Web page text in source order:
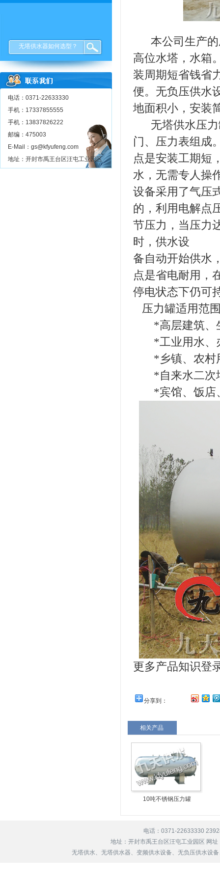
无塔供水器如何选型？
电话：0371-22633330
手机：17337855555
手机：13837826222
邮编：475003
E-Mail：gs@kfyufeng.com
地址：开封市禹王台区汪屯工业园区
本公司生产的
高位水塔，水箱
装周期短省钱省
便。无负压供水
地面积小，安装
无塔供水压力
门、压力表组成
点是安装工期短
水，无需专人操
设备采用了气压
的，利用电解点
节压力，当压力
时，供水设
备自动开始供水
点是省电耐用，
停电状态下仍可
压力罐适用范
*高层建筑、
*工业用水、
*乡镇、农村
*自来水二次
*宾馆、饭店
更多产品知识登
分享到：
相关产品
10吨不锈钢压力罐
电话：0371-22633330
地址：开封市禹王台区汪屯工业园区 网址
无塔供水、无塔供水器、变频供水设备、无负压供水设